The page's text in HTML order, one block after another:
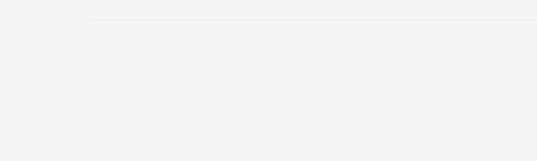
終於認清事實，決定留下來終生守護森林與同